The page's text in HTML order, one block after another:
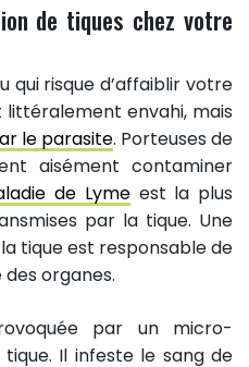
de tiques chez votre
qui risque d’affaiblir votre
littéralement envahi, mais
le parasite. Porteuses de
aisément contaminer
de Lymeest la plus
par la tique. Une
tique est responsable de
organes.
par un micro-
Il infeste le sang de